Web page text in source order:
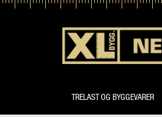
TRELAST OG BYGGEVARER